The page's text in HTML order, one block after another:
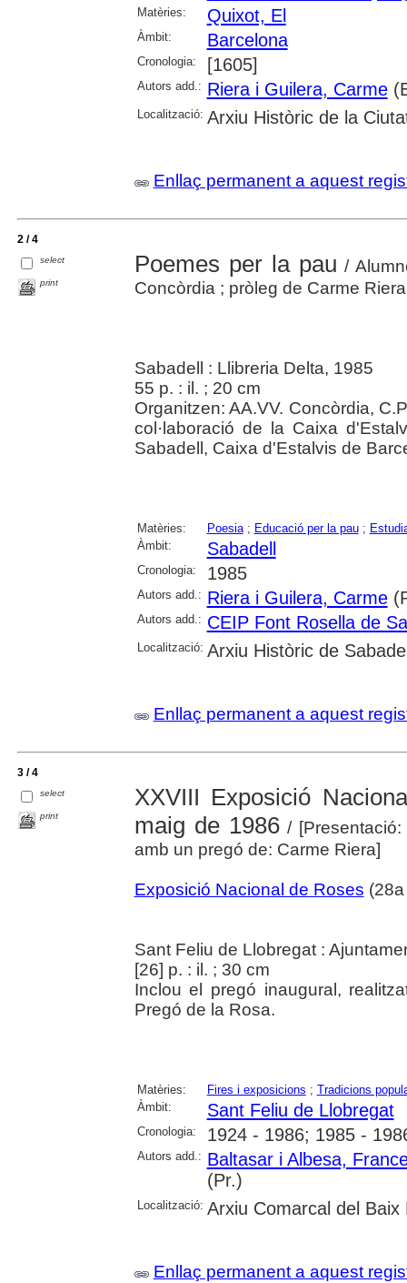
Matèries: Quixot, El
Àmbit: Barcelona
Cronologia: [1605]
Autors add.: Riera i Guilera, Carme
Localització: Arxiu Històric de la
Enllaç permanent a aquest
2 / 4
select
print
Poemes per la pau /
Concòrdia ; pròleg de Carme Riera
Sabadell : Llibreria Delta, 1985
55 p. : il. ; 20 cm
Organitzen: AA.VV. Concòrdia,
col·laboració de la Caixa
Sabadell, Caixa d'Estalvis de
Matèries: Poesia; Educació per la pau;
Àmbit:
Sabadell
Cronologia: 1985
Autors add.: Riera i Guilera, Carme
Autors add.: CEIP Font Rosella de
Localització: Arxiu Històric de
Enllaç permanent a aquest
3 / 4
select
print
XXVIII Exposició
maig de 1986/ [Presentació:
amb un pregó de: Carme Riera]
Exposició Nacional de Roses
Sant Feliu de Llobregat :
[26] p. : il. ; 30 cm
Inclou el pregó inaugural,
Pregó de la Rosa.
Matèries: Fires i exposicions ; Tradicions
Àmbit:
Sant Feliu de Llobregat
Cronologia: 1924 - 1986; 1985 -
Autors add.: Baltasar i Albesa,
(Pr.)
Localització: Arxiu Comarcal del Baix
Enllaç permanent a aquest